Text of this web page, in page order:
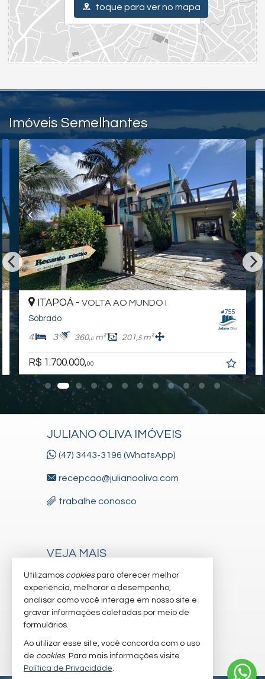
YouTube Juliano Oliva Imóveis - (Youtube/ThauaniZanetti)
Endereço:
AVENIDA 21 BEIRA MAR I, nº 3428
Sai Mirim
toque para ver no mapa
Imóveis Semelhantes
#755
ITAPOÁ -VOLTA AO MUNDO I
Sobrado
4 3 360,0m² 201,5m²
R$ 1.700.000,00
JULIANO OLIVA IMÓVEIS
(47) 3443-3196 (WhatsApp)
recepcao@julianooliva.com
trabalhe conosco
VEJA MAIS
receba nosso newsletter
cadastre seu imóvel
imóveis favoritos
mapa de imóveis
Utilizamos cookiespara oferecer melhor
experiência, melhorar o desempenho,
analisar como você interage em nosso site e
gravar informações coletadas por meio de
formulários.
Ao utilizar esse site, você concorda com o uso
de cookies. Para mais informações visite
Política de Privacidade.